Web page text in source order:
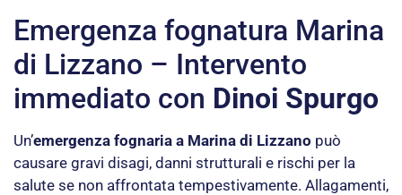
Emergenza fognatura Marina
di Lizzano – Intervento
immediato con Dinoi Spurgo
Un’emergenza fognaria a Marina di Lizzano può
causare gravi disagi, danni strutturali e rischi per la
salute se non affrontata tempestivamente. Allagamenti,